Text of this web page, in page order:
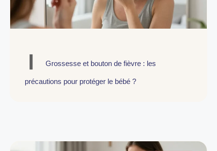
Grossesse et bouton de fièvre : les
précautions pour protéger le bébé ?